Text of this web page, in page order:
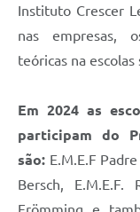
Instituto Crescer
nas empresas,
teóricas na escolas
Em 2024 as
participam do
são: E.M.E.F
Bersch, E.M.E.F.